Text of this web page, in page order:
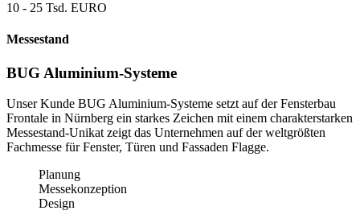
10 - 25 Tsd. EURO
Messestand
BUG Aluminium-Systeme
Unser Kunde BUG Aluminium-Systeme setzt auf der Fensterbau
Frontale in Nürnberg ein starkes Zeichen mit einem charakterstarken
Messestand-Unikat zeigt das Unternehmen auf der weltgrößten
Fachmesse für Fenster, Türen und Fassaden Flagge.
Planung
Messekonzeption
Design